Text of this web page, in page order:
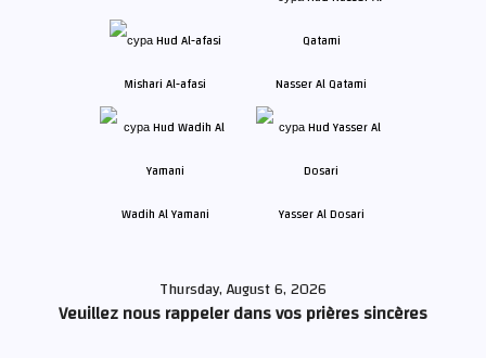
Mishari Al-afasi Nasser Al Qatami
Wadih Al Yamani Yasser Al Dosari
Thursday, August 6, 2026
Veuillez nous rappeler dans vos prières sincères